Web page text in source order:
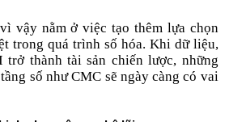
vậy nằm ở việc tạo thêm lựa chọn
trong quá trình số hóa. Khi dữ liệu,
trở thành tài sản chiến lược, những
số như CMC sẽ ngày càng có vai